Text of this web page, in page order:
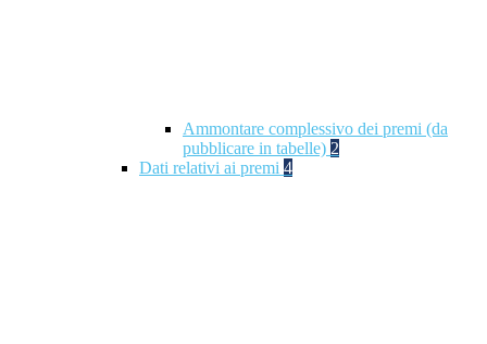
Ammontare complessivo dei premi (da
pubblicare in tabelle) 2
Dati relativi ai premi 4